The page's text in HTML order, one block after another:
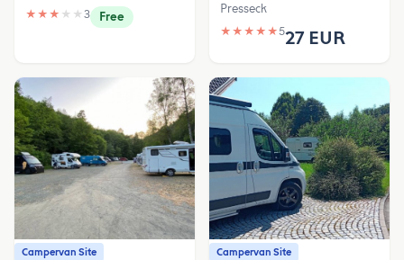
★ ★ ★ ★ ★ 3 Free
Presseck
★ ★ ★ ★ ★527 EUR
Campervan Site Campervan Site